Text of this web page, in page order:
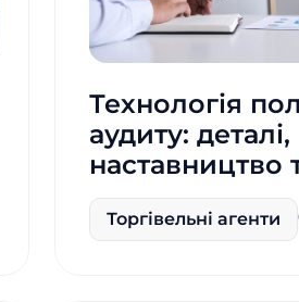
Технологія
аудиту: деталі,
наставництво
контроль
Торгівельні агенти